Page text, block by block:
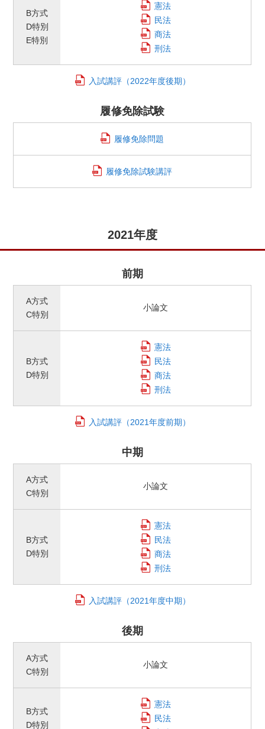
B方式
D特別
E特別
憲法
民法
商法
刑法
入試講評（2022年度後期）
履修免除試験
履修免除問題
履修免除試験講評
2021年度
前期
A方式
C特別
小論文
B方式
D特別
憲法
民法
商法
刑法
入試講評（2021年度前期）
中期
A方式
C特別
小論文
B方式
D特別
憲法
民法
商法
刑法
入試講評（2021年度中期）
後期
A方式
C特別
小論文
B方式
D特別
憲法
民法